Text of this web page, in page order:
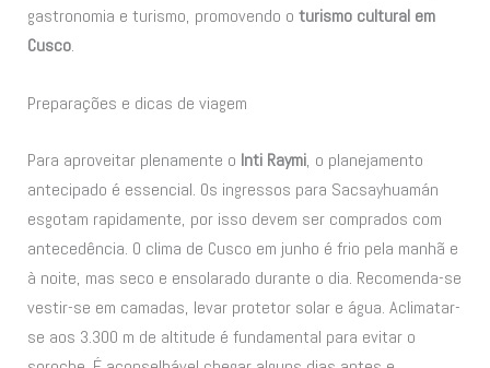
gastronomia e turismo, promovendo oturismo cultural em
Cusco.
Preparações e dicas de viagem
Para aproveitar plenamente o Inti Raymi, o planejamento
antecipado é essencial. Os ingressos para Sacsayhuamán
esgotam rapidamente, por isso devem ser comprados com
antecedência. O clima de Cusco em junho é frio pela manhã e
à noite, mas seco e ensolarado durante o dia. Recomenda-se
vestir-se em camadas, levar protetor solar e água. Aclimatar-
se aos 3.300 m de altitude é fundamental para evitar o